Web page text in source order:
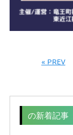
« PREV
の新着記事